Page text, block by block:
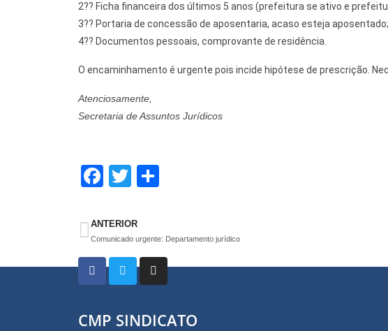
2?? Ficha financeira dos últimos 5 anos (prefeitura se ativo e
3?? Portaria de concessão de aposentaria, acaso esteja aposentado;
4?? Documentos pessoais, comprovante de residência.
O encaminhamento é urgente pois incide hipótese de prescrição.
Atenciosamente,
Secretaria de Assuntos Jurídicos
F
ce
b
o
o
k
T
tt
er e
ANTERIOR
Comunicado urgente: Departamento jurídico
CMP SINDICATO